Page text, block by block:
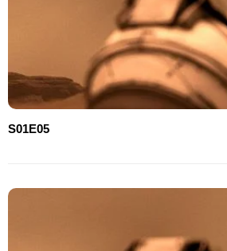
S01E05